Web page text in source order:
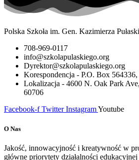
Polska Szkoła im. Gen. Kazimierza
708-969-0117
info@szkolapulaskiego.org
Dyrektor@szkolapulaskiego.org
Korespondencja - P.O. Box
Lokalizacja - 4600 N. Oak Park
60706
Facebook-f Twitter InstagramYoutube
O Nas
Jakość, innowacyjność i kreatywność w
główne priorytety działalności